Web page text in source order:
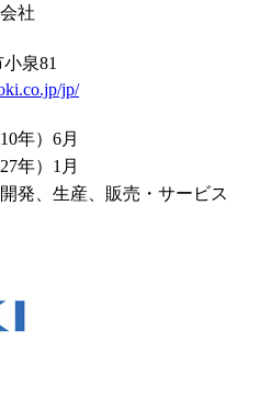
社
泉81
jp/
年）6月
年）1月
発、生産、販売・サービス